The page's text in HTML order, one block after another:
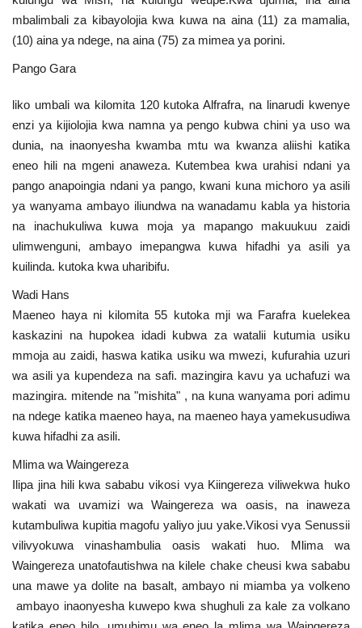
mbalimbali za kibayolojia kwa kuwa na aina (11) za mamalia,
(10) aina ya ndege, na aina (75) za mimea ya porini.
Pango Gara
liko umbali wa kilomita 120 kutoka Alfrafra, na linarudi kwenye
enzi ya kijiolojia kwa namna ya pengo kubwa chini ya uso wa
dunia, na inaonyesha kwamba mtu wa kwanza aliishi katika
eneo hili na mgeni anaweza. Kutembea kwa urahisi ndani ya
pango anapoingia ndani ya pango, kwani kuna michoro ya asili
ya wanyama ambayo iliundwa na wanadamu kabla ya historia
na inachukuliwa kuwa moja ya mapango makuukuu zaidi
ulimwenguni, ambayo imepangwa kuwa hifadhi ya asili ya
kuilinda. kutoka kwa uharibifu.
Wadi Hans
Maeneo haya ni kilomita 55 kutoka mji wa Farafra kuelekea
kaskazini na hupokea idadi kubwa za watalii kutumia usiku
mmoja au zaidi, haswa katika usiku wa mwezi, kufurahia uzuri
wa asili ya kupendeza na safi. mazingira kavu ya uchafuzi wa
mazingira. mitende na "mishita" , na kuna wanyama pori adimu
na ndege katika maeneo haya, na maeneo haya yamekusudiwa
kuwa hifadhi za asili.
Mlima wa Waingereza
Ilipa jina hili kwa sababu vikosi vya Kiingereza viliwekwa huko
wakati wa uvamizi wa Waingereza wa oasis, na inaweza
kutambuliwa kupitia magofu yaliyo juu yake.Vikosi vya Senussii
vilivyokuwa vinashambulia oasis wakati huo. Mlima wa
Waingereza unatofautishwa na kilele chake cheusi kwa sababu
una mawe ya dolite na basalt, ambayo ni miamba ya volkeno
ambayo inaonyesha kuwepo kwa shughuli za kale za volkano